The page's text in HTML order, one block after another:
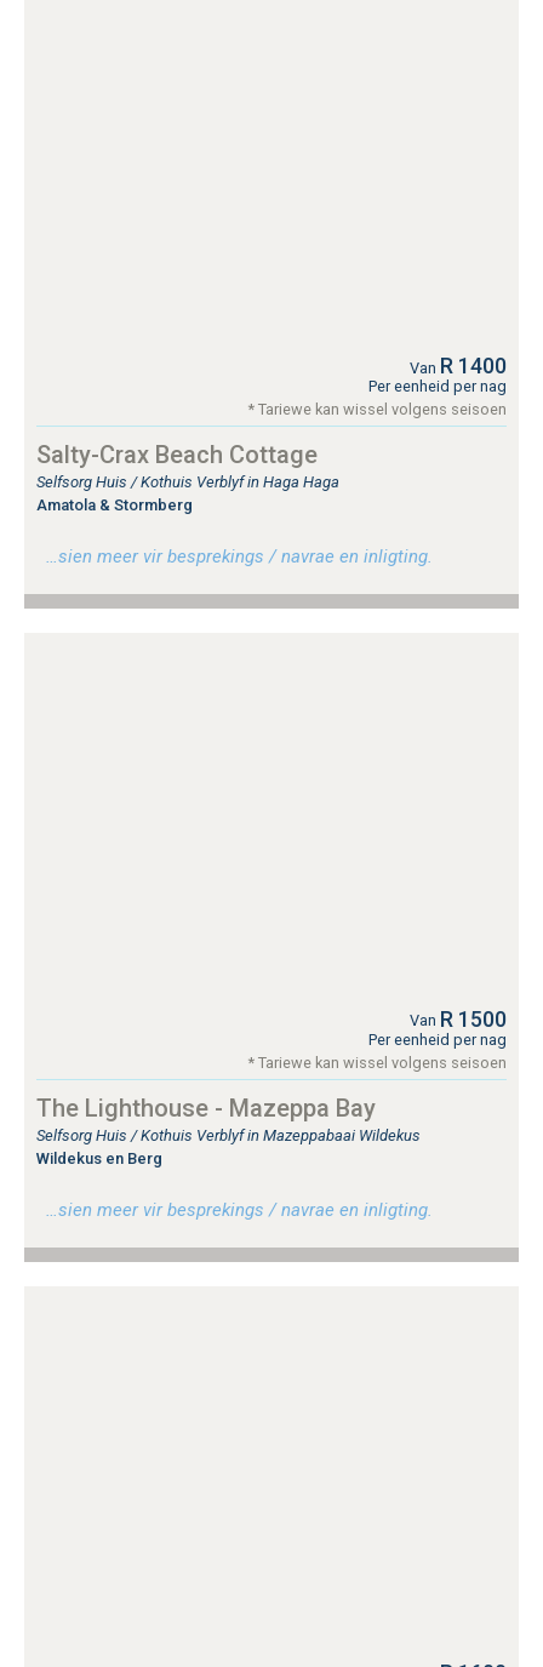
Van R 1400
Per eenheid per nag
* Tariewe kan wissel volgens seisoen
Salty-Crax Beach Cottage
Selfsorg Huis / Kothuis Verblyf in Haga Haga
Amatola & Stormberg
…sien meer vir besprekings / navrae en inligting.
Van R 1500
Per eenheid per nag
* Tariewe kan wissel volgens seisoen
The Lighthouse - Mazeppa Bay
Selfsorg Huis / Kothuis Verblyf in Mazeppabaai Wildekus
Wildekus en Berg
…sien meer vir besprekings / navrae en inligting.